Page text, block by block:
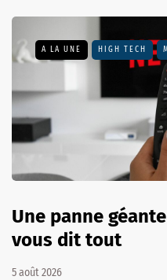
A LA UNE HIGH TECH
Une panne
vous dit tout
5 août 2026